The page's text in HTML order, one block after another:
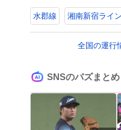
水郡線 湘南新宿ライン
全国の運行
SNSのバズまとめ